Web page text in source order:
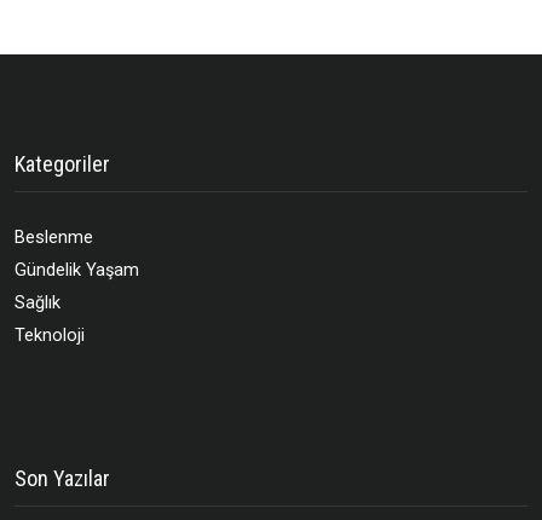
Kategoriler
Beslenme
Gündelik Yaşam
Sağlık
Teknoloji
Son Yazılar